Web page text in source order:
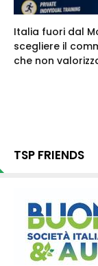
Italia fuori dal
scegliere il
che non
TSP FRIENDS